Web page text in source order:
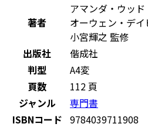
著者
アマンダ・ウッ
オーウェン・デ
小宮輝之 監修
出版社
偕成社
判型
A4変
頁数
112 頁
ジャンル
専門書
ISBNコード 9784039711908